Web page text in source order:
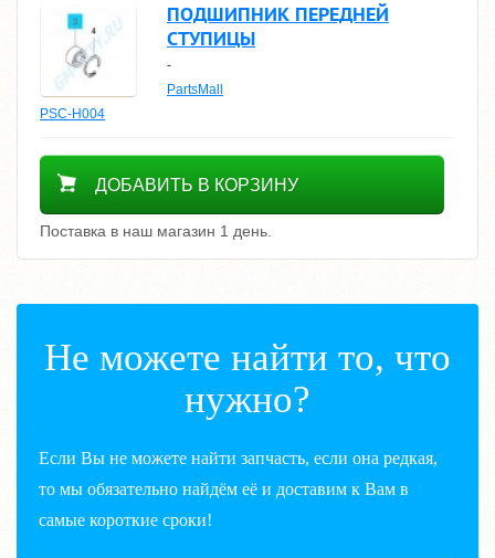
ПОДШИПНИК ПЕРЕДНЕЙ
СТУПИЦЫ
-
PartsMall
PSC-H004
1700
ДОБАВИТЬ В КОРЗИНУ
Поставка в наш магазин 1 день.
Не можете найти то, что
нужно?
Если Вы не можете найти запчасть, если она редкая,
то мы обязательно найдём её и доставим к Вам в
самые короткие сроки!